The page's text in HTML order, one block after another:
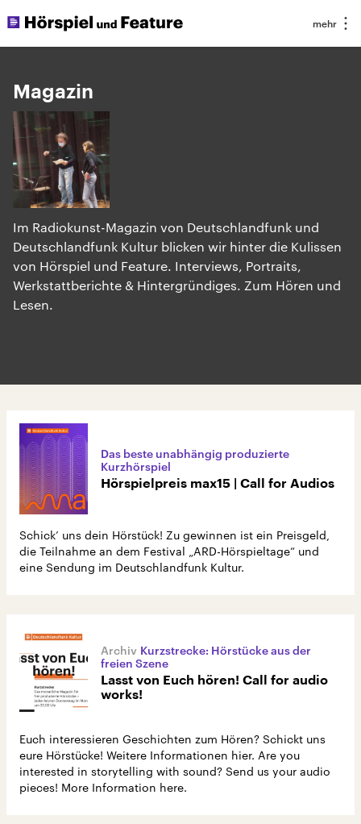
Magazin
Im Radiokunst-Magazin von Deutschlandfunk und
Deutschlandfunk Kultur blicken wir hinter die Kulissen
von Hörspiel und Feature. Interviews, Portraits,
Werkstattberichte & Hintergründiges. Zum Hören und
Lesen.
Das beste unabhängig produzierte
Kurzhörspiel
Hörspielpreis max15 | Call for Audios
Schick’ uns dein Hörstück! Zu gewinnen ist ein Preisgeld,
die Teilnahme an dem Festival „ARD-Hörspieltage“ und
eine Sendung im Deutschlandfunk Kultur.
Kurzstrecke: Hörstücke aus der
freien Szene
Lasst von Euch hören! Call for audio
works!
Euch interessieren Geschichten zum Hören? Schickt uns
eure Hörstücke! Weitere Informationen hier. Are you
interested in storytelling with sound? Send us your audio
pieces! More Information here.